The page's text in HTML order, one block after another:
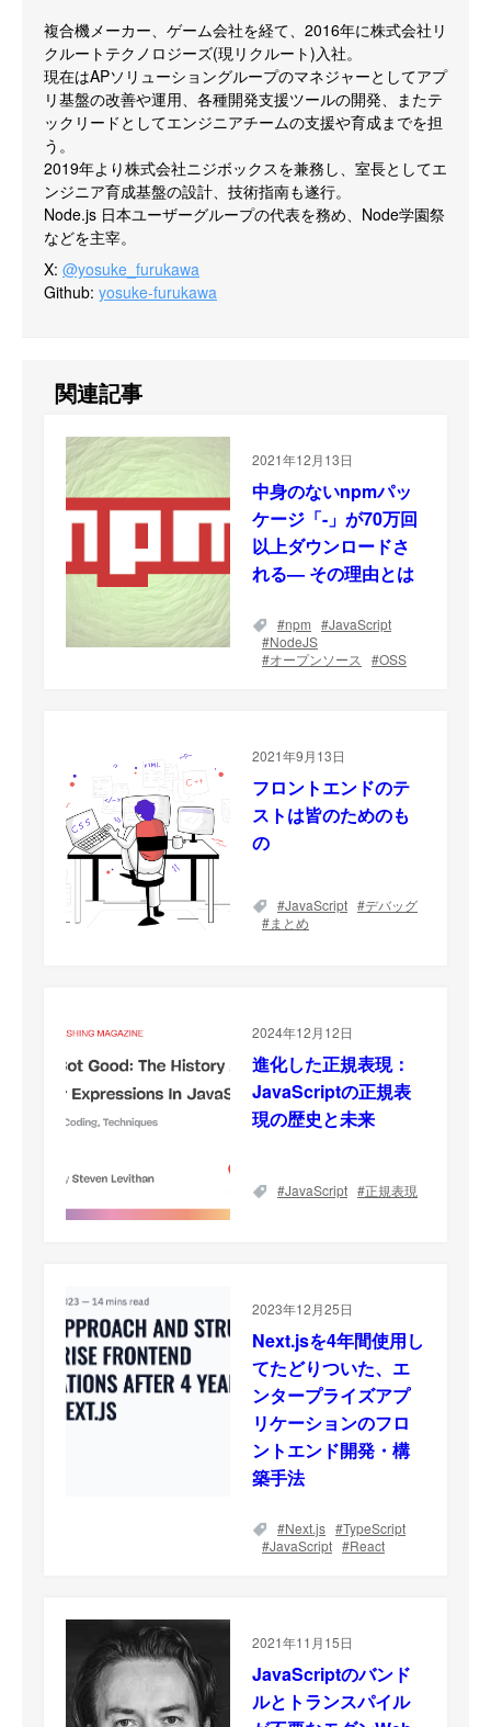
複合機メーカー、ゲーム会社を経て、2016年に株式会社リ
クルートテクノロジーズ(現リクルート)入社。
現在はAPソリューショングループのマネジャーとしてアプ
リ基盤の改善や運用、各種開発支援ツールの開発、またテ
ックリードとしてエンジニアチームの支援や育成までを担
う。
2019年より株式会社ニジボックスを兼務し、室長としてエ
ンジニア育成基盤の設計、技術指南も遂行。
Node.js 日本ユーザーグループの代表を務め、Node学園祭
などを主宰。
X: @yosuke_furukawa
Github: yosuke-furukawa
関連記事
2021年12月13日
中身のないnpmパッ
ケージ「-」が70万回
以上ダウンロードさ
れる— その理由とは
npm
JavaScript
NodeJS
オープンソース
OSS
2021年9月13日
フロントエンドのテ
ストは皆のためのも
の
JavaScript
デバッグ
まとめ
2024年12月12日
進化した正規表現：
JavaScriptの正規表
現の歴史と未来
JavaScript 正規表現
2023年12月25日
Next.jsを4年間使用し
てたどりついた、エ
ンタープライズアプ
リケーションのフロ
ントエンド開発・構
築手法
Next.js
TypeScript
JavaScript
React
2021年11月15日
JavaScriptのバンド
ルとトランスパイル